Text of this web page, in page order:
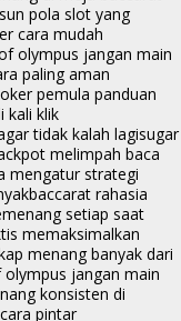
pola slot yang
cara mudah
olympus jangan main
paling aman
pemula panduan
kali klik
tidak kalah lagisugar
melimpah baca
mengatur strategi
baccarat rahasia
setiap saat
memaksimalkan
menang banyak dari
olympus jangan main
konsisten di
pintar